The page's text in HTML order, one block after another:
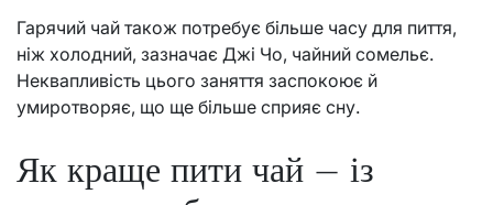
Гарячий чай також потребує більше часу для пиття,
ніж холодний, зазначає Джі Чо, чайний сомельє.
Неквапливість цього заняття заспокоює й
умиротворяє, що ще більше сприяє сну.
Як краще пити чай – із